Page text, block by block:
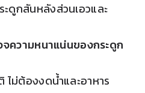
ดูกสันหลังส่วนเอวและ
ความหนาแน่นของกระดูก
ไม่ต้องงดน้ำและอาหาร